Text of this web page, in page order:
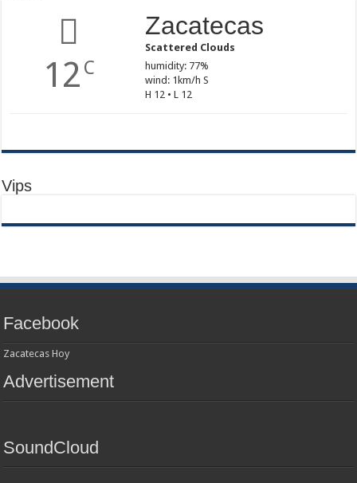
12 C
Zacatecas
Scattered Clouds
humidity: 77%
wind: 1km/h S
H 12 • L 12
Vips
Facebook
Zacatecas Hoy
Advertisement
SoundCloud